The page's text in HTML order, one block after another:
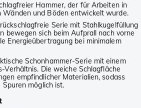
Hammer, der für Arbeiten in
Wänden und Böden entwickelt wurde.
Serie mit Stahlkugelfüllung
bewegen sich beim Aufprall nach vorne
Energieübertragung bei minimalem
Schonhammer-Serie mit einem
Verhältnis. Die weiche Schlagfläche
empfindlicher Materialien, sodass
möglich ist.